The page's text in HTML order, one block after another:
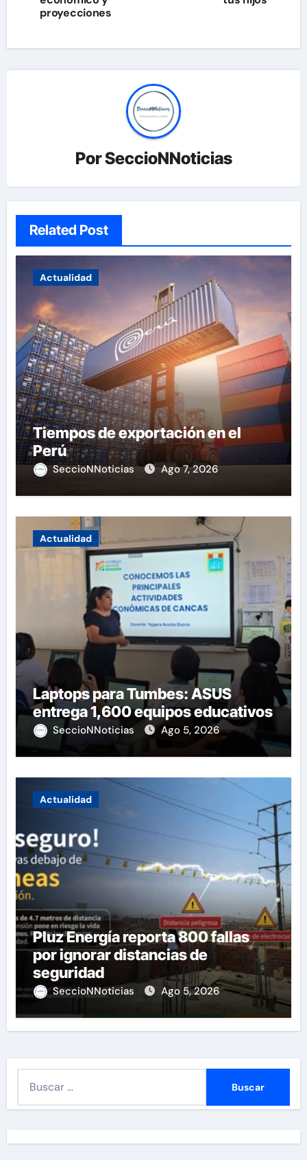
entradas
proyecciones
PorSeccioNNoticias
Related Post
Actualidad
Tiempos de exportación en el
Perú
SeccioNNoticias Ago 7, 2026
Actualidad
Laptops para Tumbes: ASUS
entrega 1,600 equipos educativos
SeccioNNoticias Ago 5, 2026
Actualidad
Pluz Energía reporta 800 fallas
por ignorar distancias de
seguridad
SeccioNNoticias Ago 5, 2026